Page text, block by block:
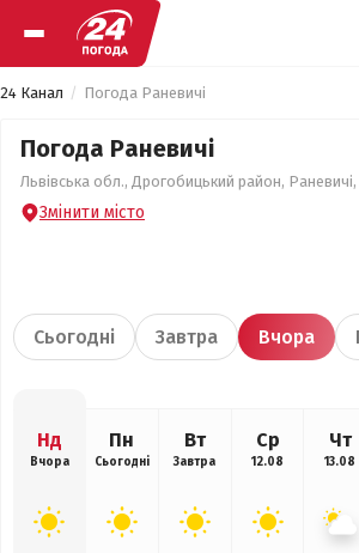
24 Канал Погода Раневичі
Погода Раневичі
Львівська обл., Дрогобицький район,
Змінити місто
Сьогодні Завтра Вчора
Нд
Вчора
Пн
Сьогодні
Вт
Завтра
Ср
12.08
Чт
13.08